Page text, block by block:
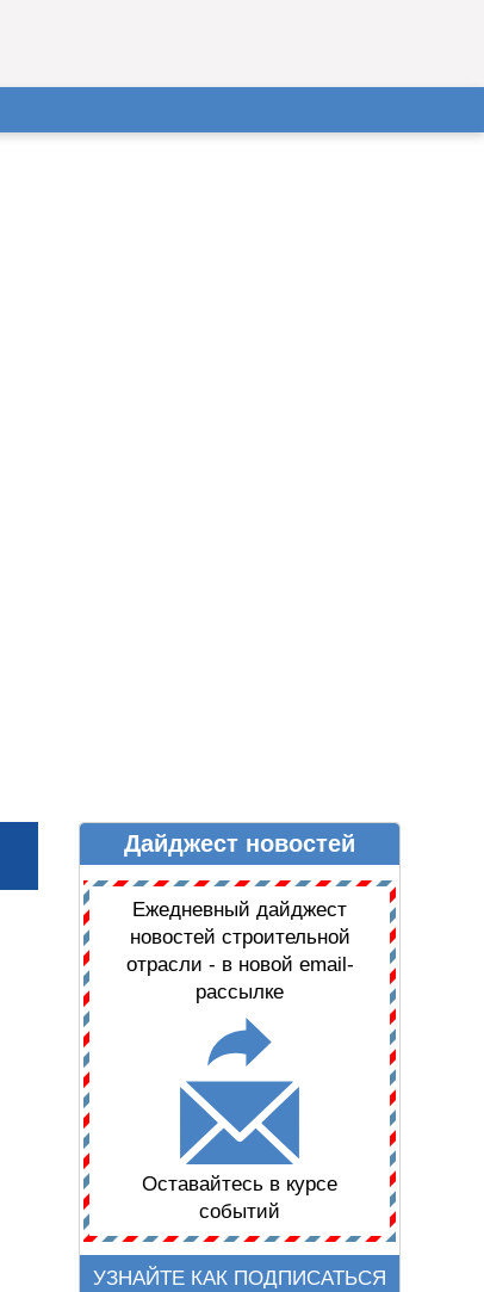
ДАЙДЖЕСТ НОВОСТЕЙДайджест новостей
Ежедневный дайджест
новостей строительной
отрасли - в новой email-
рассылке
Оставайтесь в курсе
событий
УЗНАЙТЕ КАК ПОДПИСАТЬСЯ